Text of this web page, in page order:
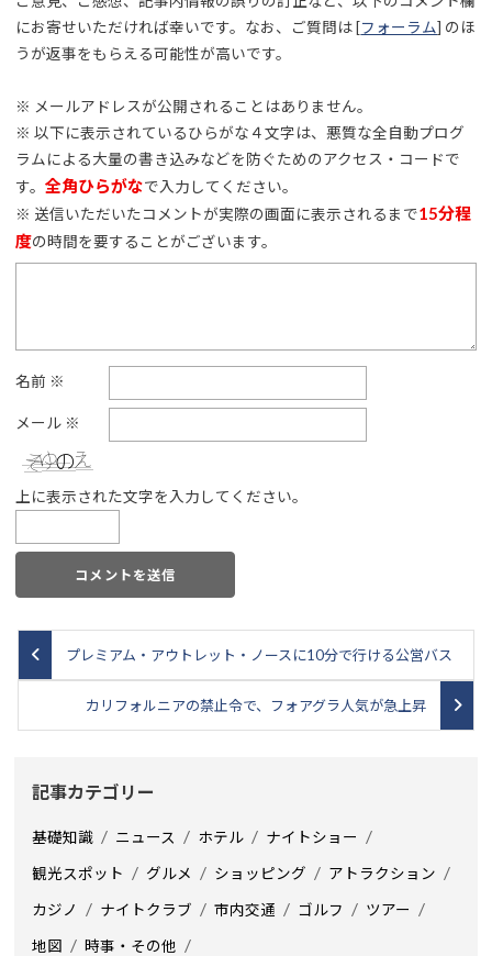
にお寄せいただければ幸いです。なお、ご質問は [フォーラム] のほ
うが返事をもらえる可能性が高いです。
※ メールアドレスが公開されることはありません。
※ 以下に表示されているひらがな４文字は、悪質な全自動プログ
ラムによる大量の書き込みなどを防ぐためのアクセス・コードで
す。全角ひらがなで入力してください。
※ 送信いただいたコメントが実際の画面に表示されるまで15分程
度の時間を要することがございます。
名前 ※
メール ※
上に表示された文字を入力してください。
プレミアム・アウトレット・ノースに10分で行ける公営バス
カリフォルニアの禁止令で、フォアグラ人気が急上昇
記事カテゴリー
基礎知識 ニュース ホテル ナイトショー
観光スポット グルメ ショッピング アトラクション
カジノ ナイトクラブ 市内交通 ゴルフ ツアー
地図 時事・その他